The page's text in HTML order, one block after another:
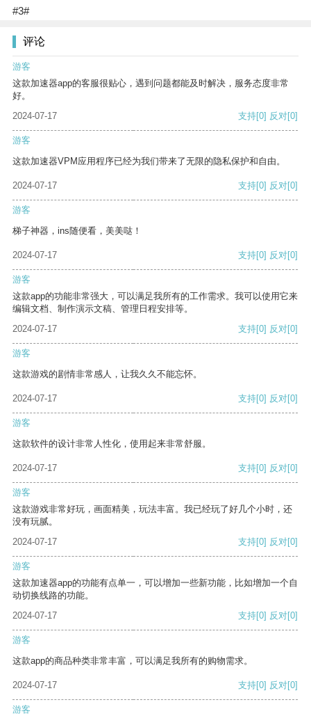
#3#
评论
游客
这款加速器app的客服很贴心，遇到问题都能及时解决，服务态度非常
好。
2024-07-17
支持[0] 反对[0]
游客
这款加速器VPM应用程序已经为我们带来了无限的隐私保护和自由。
2024-07-17 支持[0] 反对[0]
游客
梯子神器，ins随便看，美美哒！
2024-07-17 支持[0] 反对[0]
游客
这款app的功能非常强大，可以满足我所有的工作需求。我可以使用它来
编辑文档、制作演示文稿、管理日程安排等。
2024-07-17
支持[0] 反对[0]
游客
这款游戏的剧情非常感人，让我久久不能忘怀。
2024-07-17 支持[0] 反对[0]
游客
这款软件的设计非常人性化，使用起来非常舒服。
2024-07-17 支持[0] 反对[0]
游客
这款游戏非常好玩，画面精美，玩法丰富。我已经玩了好几个小时，还
没有玩腻。
2024-07-17
支持[0] 反对[0]
游客
这款加速器app的功能有点单一，可以增加一些新功能，比如增加一个自
动切换线路的功能。
2024-07-17
支持[0] 反对[0]
游客
这款app的商品种类非常丰富，可以满足我所有的购物需求。
2024-07-17 支持[0] 反对[0]
游客